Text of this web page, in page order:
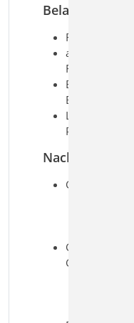
Belastung
automatische
Flächenlasten
Block-,
Balken
Lastabtrag
Positionen
Nachweise
Grenzzustand